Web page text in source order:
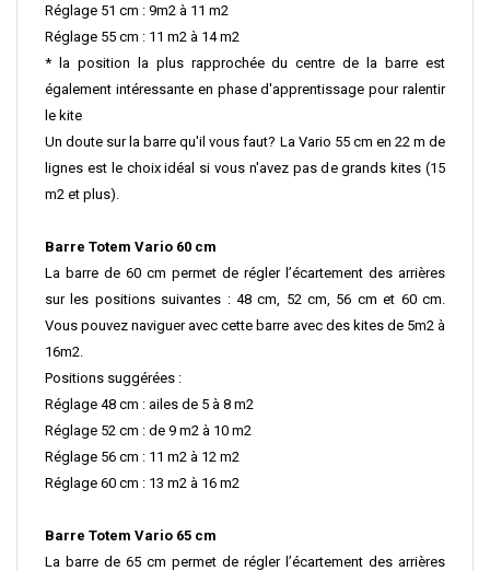
Réglage 51 cm : 9m2 à 11 m2
Réglage 55 cm : 11 m2 à 14 m2
* la position la plus rapprochée du centre de la barre est
également intéressante en phase d'apprentissage pour ralentir
le kite
Un doute sur la barre qu'il vous faut? La Vario 55 cm en 22 m de
lignes est le choix idéal si vous n'avez pas de grands kites (15
m2 et plus).
Barre Totem Vario 60 cm
La barre de 60 cm permet de régler l’écartement des arrières
sur les positions suivantes : 48 cm, 52 cm, 56 cm et 60 cm.
Vous pouvez naviguer avec cette barre avec des kites de 5m2 à
16m2.
Positions suggérées :
Réglage 48 cm : ailes de 5 à 8 m2
Réglage 52 cm : de 9 m2 à 10 m2
Réglage 56 cm : 11 m2 à 12 m2
Réglage 60 cm : 13 m2 à 16 m2
Barre Totem Vario 65 cm
La barre de 65 cm permet de régler l’écartement des arrières